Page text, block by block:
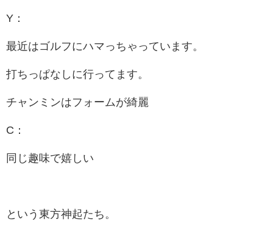
Y：
最近はゴルフにハマっちゃっています。
打ちっぱなしに行ってます。
チャンミンはフォームが綺麗
C：
同じ趣味で嬉しい
という東方神起たち。